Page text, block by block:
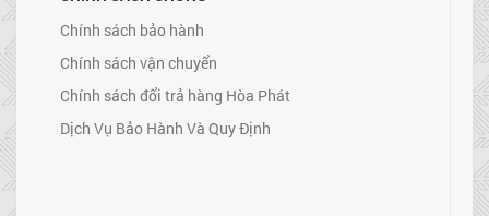
Chính sách bảo hành
Chính sách vận chuyển
Chính sách đổi trả hàng Hòa Phát
Dịch Vụ Bảo Hành Và Quy Định